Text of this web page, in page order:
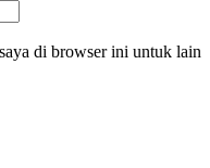
di browser ini untuk lain